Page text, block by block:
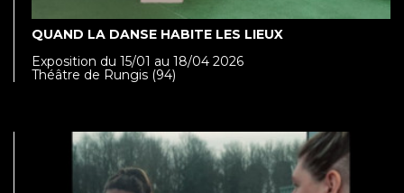
QUAND LA DANSE HABITE LES LIEUX
Exposition du 15/01 au 18/04 2026
Théâtre de Rungis (94)